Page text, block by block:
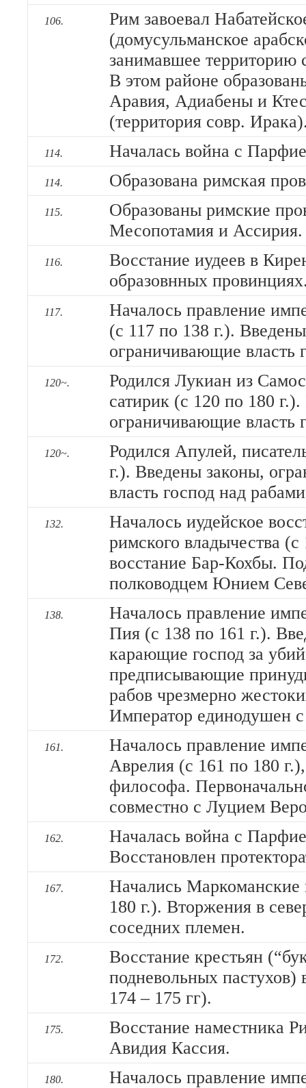
106.
Рим завоевал
(домусульманское
занимавшее территорию
В этом районе
Аравия, Адиабены и
(территория совр.
114. Началась война с
114. Образована римская
115.
Образованы римские
Месопотамия и Ассирия.
116.
Восстание иудеев в
образовнных
117.
Началось правление
(с 117 по 138 г.).
ограничивающие власть
120~.
Родился Лукиан из
сатирик (с 120 по 180
ограничивающие власть
120~.
Родился Апулей,
г.). Введены законы,
власть господ над
132.
Началось иудейское
римского владычества
восстание Бар-Кохбы.
полководцем Юнием
138.
Началось правление
Пия (с 138 по 161 г.).
карающие господ за
предписывающие
рабов чрезмерно
Император единодушен
161.
Началось правление
Аврелия (с 161 по 180
философа.
совместно с Луцием
162.
Началась война с
Восстановлен
167.
Начались
180 г.). Вторжения в
соседних племен.
172.
Восстание крестьян
подневольных пастухов)
174 – 175 гг).
175.
Восстание наместника
Авидия Кассия.
180. Началось правление